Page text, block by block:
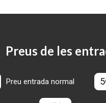
Preus de les
Preu entrada normal